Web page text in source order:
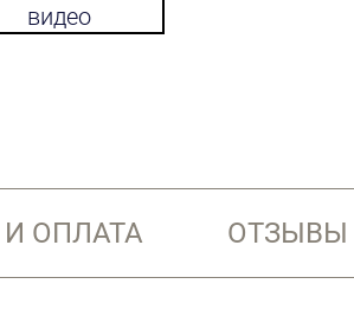
видео
ОПЛАТА ОТЗЫВЫ